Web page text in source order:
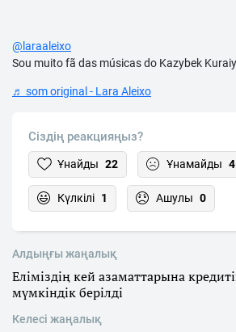
@laraaleixo
Sou muito fã das músicas do Kazybek
♬ som original - Lara Aleixo
Сіздің реакцияңыз?
Ұнайды 22 Ұнамайды 4
Күлкілі 1 Ашулы 0
Алдыңғы жаңалық
Еліміздің кей азаматтарына
мүмкіндік берілді
Келесі жаңалық